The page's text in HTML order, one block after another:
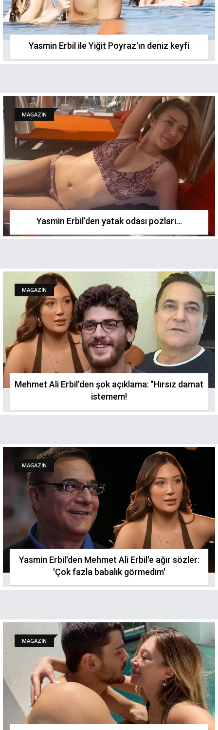
Yasmin Erbil ile Yiğit Poyraz'ın deniz keyfi
MAGAZİN
Yasmin Erbil’den yatak odası pozları...
MAGAZİN
Mehmet Ali Erbil'den şok açıklama: "Hırsız damat
istemem!
MAGAZİN
Yasmin Erbil'den Mehmet Ali Erbil'e ağır sözler:
'Çok fazla babalık görmedim'
MAGAZİN